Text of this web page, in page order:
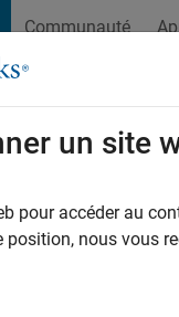
Communauté
Trier par
un site
pour accéder au
position, nous vous